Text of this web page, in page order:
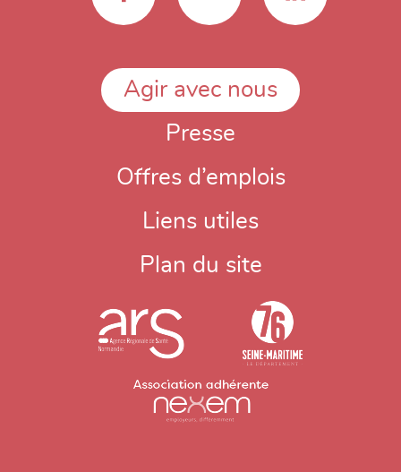
Agir avec nous
Presse
Offres d’emplois
Liens utiles
Plan du site